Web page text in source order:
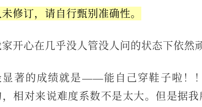
修订，请自行甄别准确性。
开心在几乎没人管没人问的状态下依然
显著的成绩就是——能自己穿鞋子啦！
相对来说难度系数不是太大。但是据